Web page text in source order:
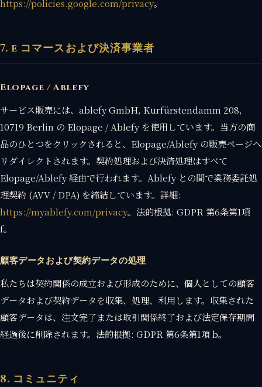
https://policies.google.com/privacy。
7. e コマースおよび決済事業者
Elopage / Ablefy
サービス販売には、ablefy GmbH, Kurfürstendamm 208,
10719 Berlin の Elopage / Ablefy を使用しています。当方の商
品のひとつをクリックされると、Elopage/Ablefy の販売ページへ
リダイレクトされます。契約処理および決済処理はすべて
Elopage/Ablefy 経由で行われます。Ablefy との間で業務委託処
理契約 (AVV / DPA) を締結しています。詳細:
https://myablefy.com/privacy。法的根拠: GDPR 第6条第1項
f。
顧客データおよび契約データの処理
私たちは契約関係の成立および形成のために、個人としての顧客
データおよび契約データを収集、処理、利用します。収集された
顧客データは、注文完了または取引関係終了および法定保存期間
経過後に削除されます。法的根拠: GDPR 第6条第1項 b。
8. コミュニティ